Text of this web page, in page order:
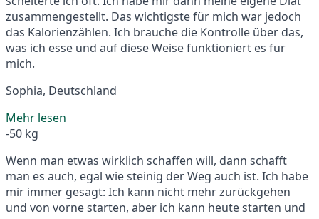
zusammengestellt. Das wichtigste für mich war jedoch
das Kalorienzählen. Ich brauche die Kontrolle über das,
was ich esse und auf diese Weise funktioniert es für
mich.
Sophia, Deutschland
Mehr lesen
-50 kg
Wenn man etwas wirklich schaffen will, dann schafft
man es auch, egal wie steinig der Weg auch ist. Ich habe
mir immer gesagt: Ich kann nicht mehr zurückgehen
und von vorne starten, aber ich kann heute starten und